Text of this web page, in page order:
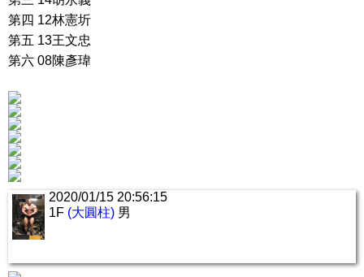
第四 12林憲圻
第五 13王文忠
第六 08陳彥瑋
2020/01/15 20:56:15
1F (大圓柱) 男